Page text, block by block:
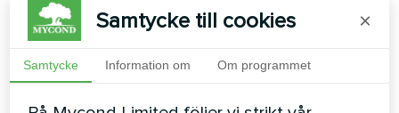
Industrianläggning
med Mycond
modulär värmepump
Kontorsbyggnad
serien
Samtycke till cookies ×
Samtycke Information om Om programmet